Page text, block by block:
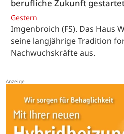
berufliche Zukunft
Gestern
Imgenbroich (FS). Das Haus
seine langjährige Tradition
Nachwuchskräfte aus.